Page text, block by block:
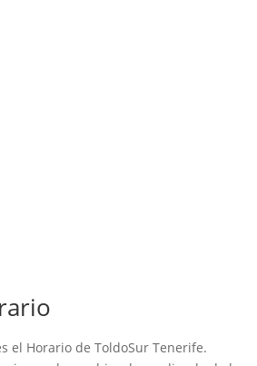
el Horario de ToldoSur Tenerife.